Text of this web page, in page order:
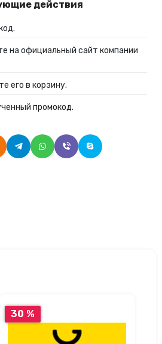
действия
на официальный сайт компании
его в корзину.
промокод.
30 %